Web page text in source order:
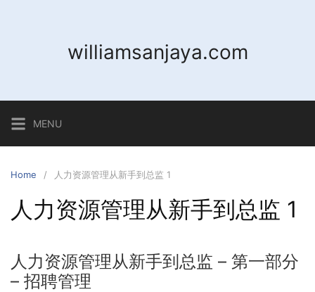
williamsanjaya.com
MENU
Home 人力资源管理从新手到总监 1
人力资源管理从新手到总监 1
人力资源管理从新手到总监 – 第一部分
– 招聘管理